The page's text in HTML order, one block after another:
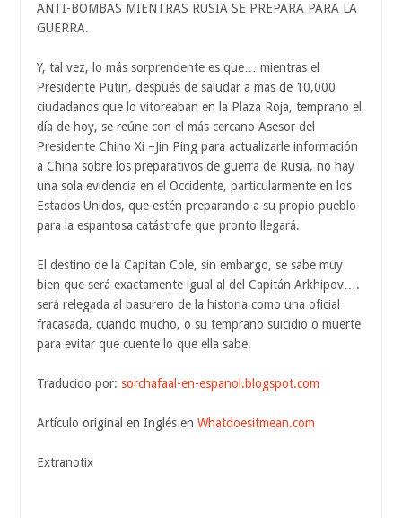
ANTI-BOMBAS MIENTRAS RUSIA SE PREPARA PARA LA
GUERRA.
Y, tal vez, lo más sorprendente es que… mientras el
Presidente Putin, después de saludar a mas de 10,000
ciudadanos que lo vitoreaban en la Plaza Roja, temprano el
día de hoy, se reúne con el más cercano Asesor del
Presidente Chino Xi –Jin Ping para actualizarle información
a China sobre los preparativos de guerra de Rusia, no hay
una sola evidencia en el Occidente, particularmente en los
Estados Unidos, que estén preparando a su propio pueblo
para la espantosa catástrofe que pronto llegará.
El destino de la Capitan Cole, sin embargo, se sabe muy
bien que será exactamente igual al del Capitán Arkhipov….
será relegada al basurero de la historia como una oficial
fracasada, cuando mucho, o su temprano suicidio o muerte
para evitar que cuente lo que ella sabe.
Traducido por: sorchafaal-en-espanol.blogspot.com
Artículo original en Inglés en Whatdoesitmean.com
Extranotix